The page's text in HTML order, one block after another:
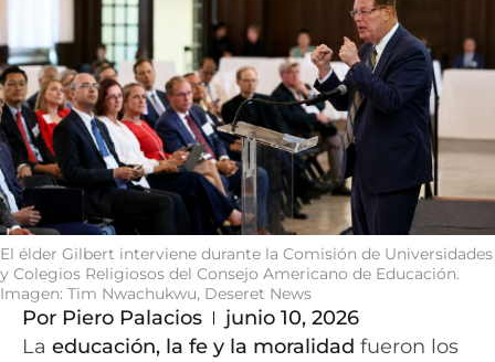
El élder Gilbert interviene durante la Comisión de Universidades
y Colegios Religiosos del Consejo Americano de Educación.
Imagen: Tim Nwachukwu, Deseret News
Por Piero Palacios
junio 10, 2026
La educación, la fe y la moralidad fueron los